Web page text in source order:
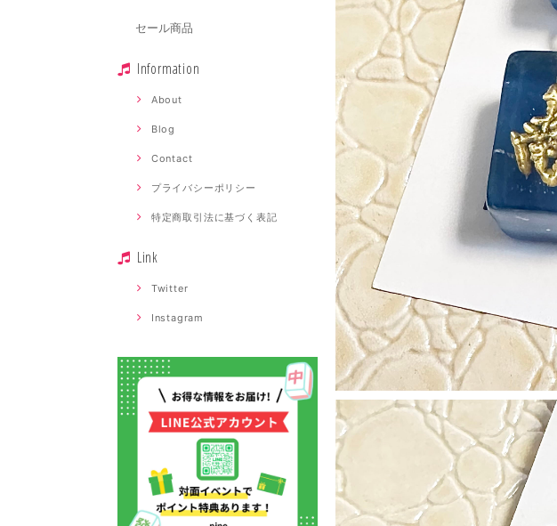
セール商品
Information
About
Blog
Contact
プライバシーポリシー
特定商取引法に基づく表記
Link
Twitter
Instagram